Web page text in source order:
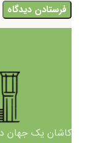
کاشان یک جهان